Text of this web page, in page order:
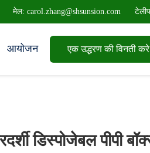
मेल: carol.zhang@shsunsion.com
आयोजन एक उद्धरण की विनती करे
डिस्पोजेबल पीपी